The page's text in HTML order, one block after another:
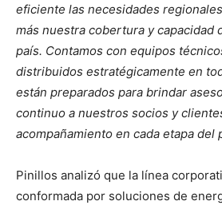
eficiente las necesidades
más nuestra cobertura y capacidad
país. Contamos con equipos
distribuidos estratégicamente en
están preparados para brindar
continuo a nuestros socios y
acompañamiento en cada etapa del
Pinillos analizó que la línea
conformada por soluciones de